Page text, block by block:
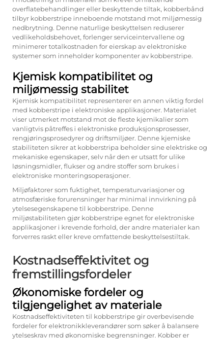
overflatebehandlinger eller beskyttende tiltak, kobberbånd
tilbyr kobberstripe inneboende motstand mot miljømessig
nedbrytning. Denne naturlige beskyttelsen reduserer
vedlikeholdsbehovet, forlenger serviceintervallene og
minimerer totalkostnaden for eierskap av elektroniske
systemer som inneholder komponenter av kobberstripe.
Kjemisk kompatibilitet og
miljømessig stabilitet
Kjemisk kompatibilitet representerer en annen viktig fordel
med kobberstripe i elektroniske applikasjoner. Materialet
viser utmerket motstand mot de fleste kjemikalier som
vanligtvis påtreffes i elektroniske produksjonsprosesser,
rengjøringsprosedyrer og driftsmiljøer. Denne kjemiske
stabiliteten sikrer at kobberstripa beholder sine elektriske og
mekaniske egenskaper, selv når den er utsatt for ulike
løsningsmidler, flukser og andre stoffer som brukes i
elektroniske monteringsoperasjoner.
Miljøfaktorer som fuktighet, temperaturvariasjoner og
atmosfæriske forurensninger har minimal innvirkning på
ytelsesegenskapene til kobberstripe. Denne
miljøstabiliteten gjør kobberstripe egnet for elektroniske
applikasjoner i krevende forhold, der andre materialer kan
forverres raskt eller kreve omfattende beskyttelsestiltak.
Kostnadseffektivitet og
fremstillingsfordeler
Økonomiske fordeler og
tilgjengelighet av materiale
Kostnadseffektiviteten til kobberstripe gir overbevisende
fordeler for elektronikkleverandører som søker å balansere
ytelseskrav med økonomiske begrensninger. Kobber er